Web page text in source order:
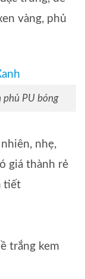
vàng, phủ
phủ PU bóng
nhẹ,
giá thành rẻ
tiết
trắng kem